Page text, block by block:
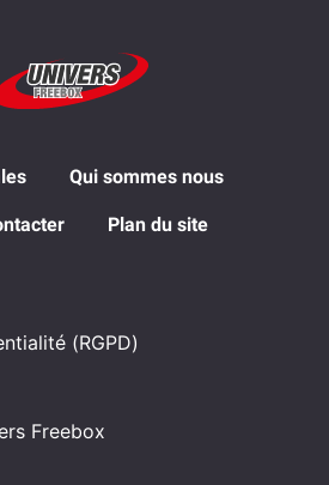
Qui sommes nous
Plan du site
(RGPD)
Freebox